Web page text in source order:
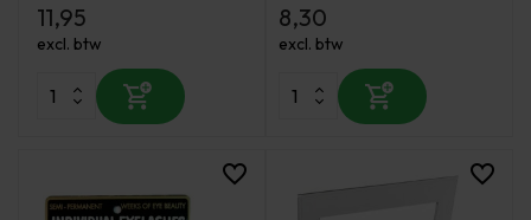
11,95
excl. btw
8,30
excl. btw